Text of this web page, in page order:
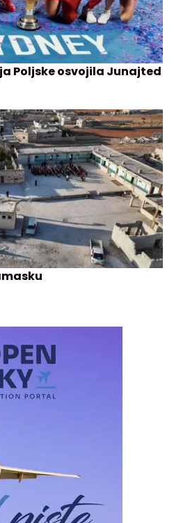
Poljske osvojila Junajted